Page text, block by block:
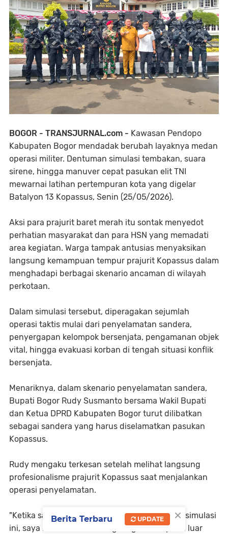
BOGOR - TRANSJURNAL.com - Kawasan Pendopo
Kabupaten Bogor mendadak berubah layaknya medan
operasi militer. Dentuman simulasi tembakan, suara
sirene, hingga manuver cepat pasukan elit TNI
mewarnai latihan pertempuran kota yang digelar
Batalyon 13 Kopassus, Senin (25/05/2026).
Aksi para prajurit baret merah itu sontak menyedot
perhatian masyarakat dan para HSN yang memadati
area kegiatan. Warga tampak antusias menyaksikan
langsung kemampuan tempur prajurit Kopassus dalam
menghadapi berbagai skenario ancaman di wilayah
perkotaan.
Dalam simulasi tersebut, diperagakan sejumlah
operasi taktis mulai dari penyelamatan sandera,
penyergapan kelompok bersenjata, pengamanan objek
vital, hingga evakuasi korban di tengah situasi konflik
bersenjata.
Menariknya, dalam skenario penyelamatan sandera,
Bupati Bogor Rudy Susmanto bersama Wakil Bupati
dan Ketua DPRD Kabupaten Bogor turut dilibatkan
sebagai sandera yang harus diselamatkan pasukan
Kopassus.
Rudy mengaku terkesan setelah melihat langsung
profesionalisme prajurit Kopassus saat menjalankan
operasi penyelamatan.
"Ketika saya berperan sebagai sandera dalam simulasi
ini, saya melihat secara langsung kemampuan luar
×
Berita Terbaru UPDATE